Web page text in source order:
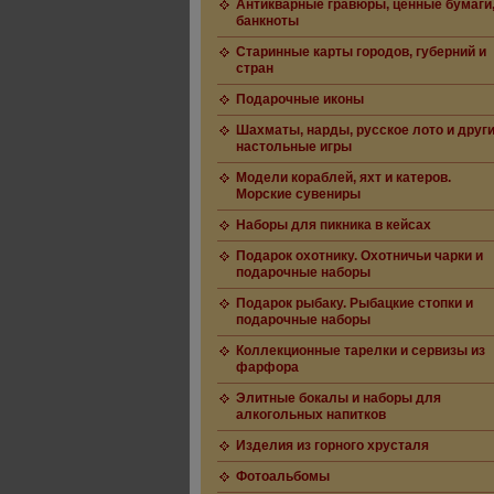
Антикварные гравюры, ценные бумаги,
банкноты
Старинные карты городов, губерний и
стран
Подарочные иконы
Шахматы, нарды, русское лото и
настольные игры
Модели кораблей, яхт и катеров.
Морские сувениры
Наборы для пикника в кейсах
Подарок охотнику. Охотничьи чарки и
подарочные наборы
Подарок рыбаку. Рыбацкие стопки и
подарочные наборы
Коллекционные тарелки и сервизы из
фарфора
Элитные бокалы и наборы для
алкогольных напитков
Изделия из горного хрусталя
Фотоальбомы